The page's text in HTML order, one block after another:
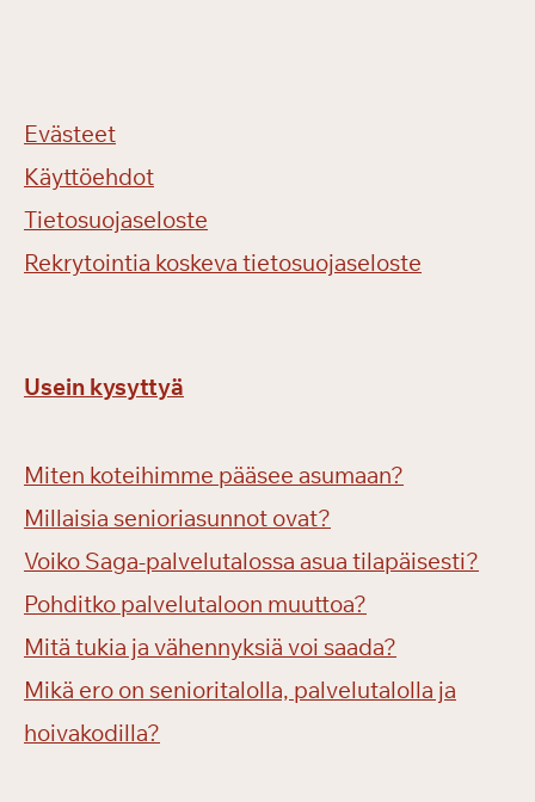
Evästeet
Käyttöehdot
Tietosuojaseloste
Rekrytointia koskeva tietosuojaseloste
Usein kysyttyä
Miten koteihimme pääsee asumaan?
Millaisia senioriasunnot ovat?
Voiko Saga-palvelutalossa asua tilapäisesti?
Pohditko palvelutaloon muuttoa?
Mitä tukia ja vähennyksiä voi saada?
Mikä ero on senioritalolla, palvelutalolla ja
hoivakodilla?